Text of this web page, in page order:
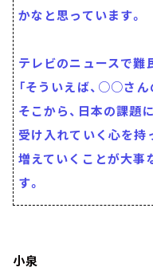
かなと思っています。
テレビのニュースで難
「そういえば、○○さん
そこから、日本の課題
受け入れていく心を持
増えていくことが大事
す。
小泉